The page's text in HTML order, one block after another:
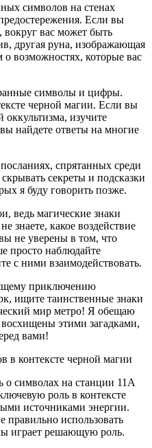
символов на стенах
Если вы
вокруг вас может быть
другая руна, изображающая
возможностях, которые вас
символы и цифры.
черной магии. Если вы
оккультизма, изучите
найдете ответы на многие
спрятанных среди
секреты и подсказки
я буду говорить позже.
ведь магические знаки
знаете, какое воздействие
не уверены в том, что
просто наблюдайте
с ними взаимодействовать.
приключению
ищите таинственные знаки
мир метро! Я обещаю
этими загадками,
вами!
в контексте черной магии
о символах на станции 11А
роль в контексте
источниками энергии.
правильно использовать
играет решающую роль.